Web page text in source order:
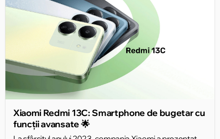
Xiaomi Redmi 13C: Smartphone de bugetar cu
funcții avansate 🌟